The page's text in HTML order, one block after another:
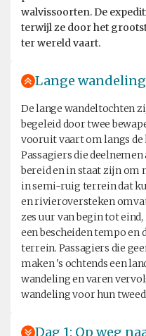
walvissoorten. De
terwijl ze door het
ter wereld vaart.
Lange
De lange wandeltochten
begeleid door twee
vooruit vaart om langs
Passagiers die
bereid en in staat zijn om
in semi-ruig terrein dat
en rivieroversteken
zes uur van begin tot
een bescheiden tempo
terrein. Passagiers die
maken 's ochtends een
wandeling en varen
wandeling voor hun
Dag 1: Op weg